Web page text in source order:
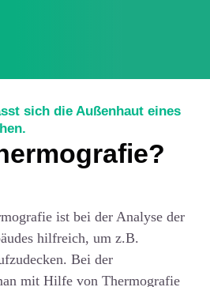
sich die Außenhaut eines
ist bei der Analyse der
hilfreich, um z.B.
Bei der
mit Hilfe von Thermografie